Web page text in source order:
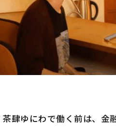
肆ゆにわで働く前は、金